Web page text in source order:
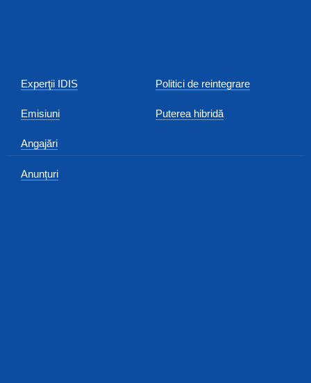
Experţii IDIS
Emisiuni
Angajări
Anunțuri
Politici de reintegrare
Puterea hibridă